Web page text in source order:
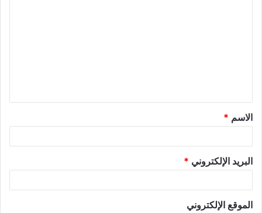
الاسم *
البريد الإلكتروني *
الموقع الإلكتروني